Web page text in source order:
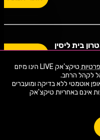
טיקצ'אק LIVE הינו מיזם
אוטמטי ללא בדיקה ומועברים
אינם באחריות טיקצ'אק
בית ליסין
אתר המכירה